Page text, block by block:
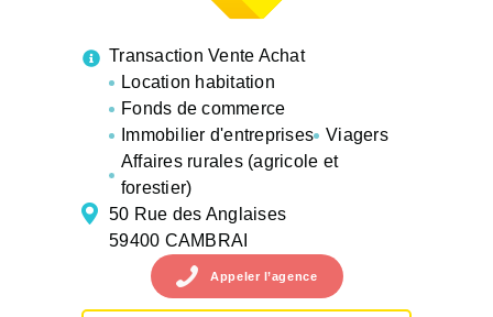
Transaction Vente Achat
Location habitation
Fonds de commerce
Immobilier d'entreprises
Viagers
Affaires rurales (agricole et
forestier)
50 Rue des Anglaises
59400 CAMBRAI
Appeler l’agence